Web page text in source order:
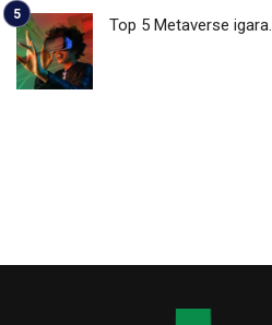
Top 5 Metaverse igara.